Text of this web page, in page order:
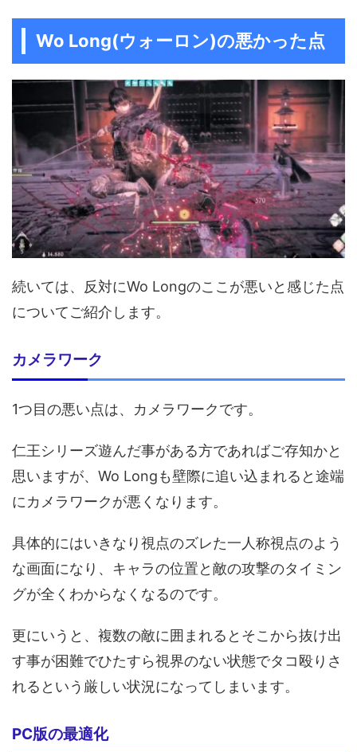
Wo Long(ウォーロン)の悪かった点
続いては、反対にWo Longのここが悪いと感じた点
についてご紹介します。
カメラワーク
1つ目の悪い点は、カメラワークです。
仁王シリーズ遊んだ事がある方であればご存知かと
思いますが、Wo Longも壁際に追い込まれると途端
にカメラワークが悪くなります。
具体的にはいきなり視点のズレた一人称視点のよう
な画面になり、キャラの位置と敵の攻撃のタイミン
グが全くわからなくなるのです。
更にいうと、複数の敵に囲まれるとそこから抜け出
す事が困難でひたすら視界のない状態でタコ殴りさ
れるという厳しい状況になってしまいます。
PC版の最適化